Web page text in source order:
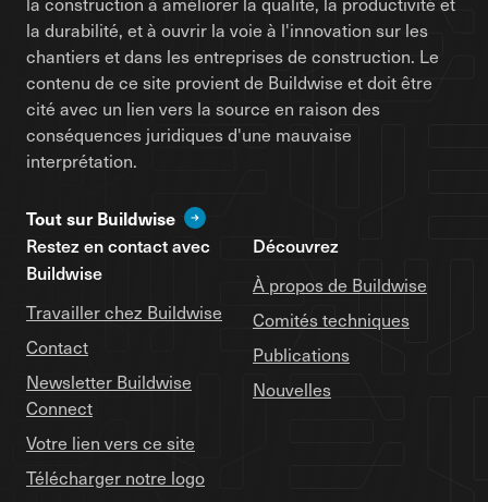
la durabilité, et à ouvrir la voie à l'innovation sur les
chantiers et dans les entreprises de construction. Le
contenu de ce site provient de Buildwise et doit être
cité avec un lien vers la source en raison des
conséquences juridiques d'une mauvaise
interprétation.
Tout sur Buildwise
Restez en contact avec
Buildwise
Travailler chez Buildwise
Contact
Newsletter Buildwise
Connect
Votre lien vers ce site
Télécharger notre logo
Découvrez
À propos de Buildwise
Comités techniques
Publications
Nouvelles